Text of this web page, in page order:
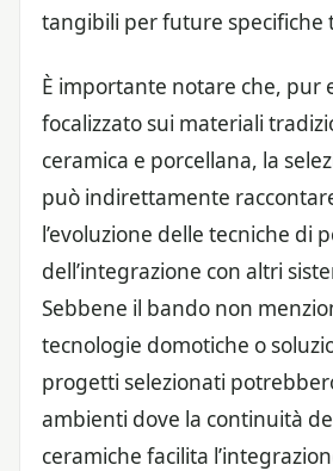
tangibili per future specifiche
È importante notare che, pur
focalizzato sui materiali
ceramica e porcellana, la
può indirettamente
l’evoluzione delle tecniche di
dell’integrazione con altri
Sebbene il bando non
tecnologie domotiche o
progetti selezionati
ambienti dove la continuità
ceramiche facilita